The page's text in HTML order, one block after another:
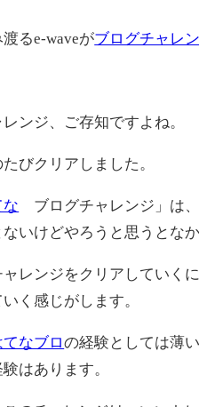
るe-waveがブログチャレ
ンジ、ご存知ですよね。
びクリアしました。
な ブログチャレンジ」は
いけどやろうと思うとな
レンジをクリアしていくに
く感じがします。
てなブロの経験としては薄
はあります。